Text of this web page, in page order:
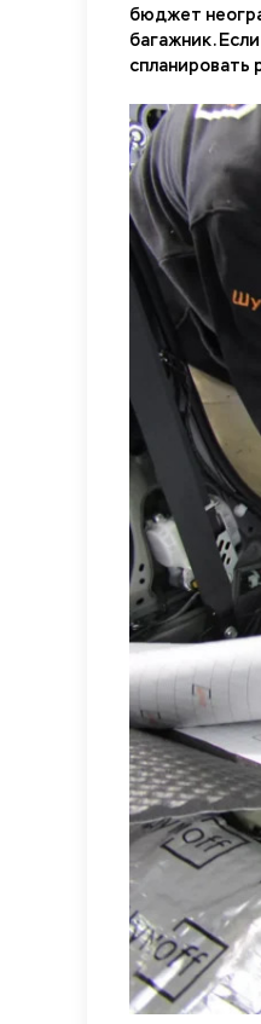
бюджет
багажник.
спланировать